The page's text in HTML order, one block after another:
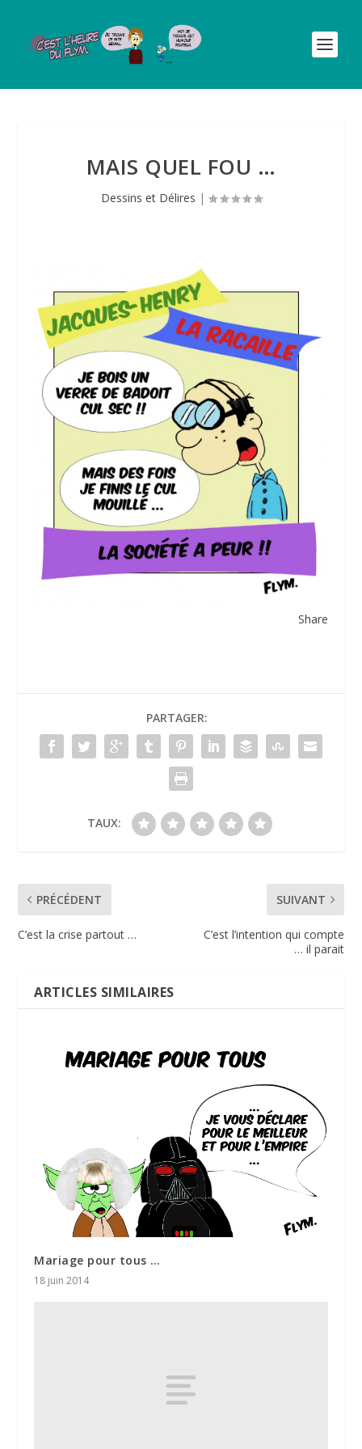
MAIS QUEL FOU …
Dessins et Délires |
Share
PARTAGER:
TAUX:
PRÉCÉDENT
C’est la crise partout …
SUIVANT
C’est l’intention qui compte
… il parait
ARTICLES SIMILAIRES
Mariage pour tous …
18 juin 2014